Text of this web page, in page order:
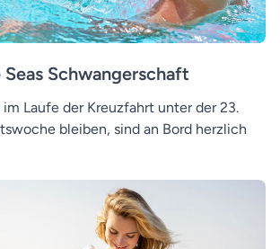
Schwangerschaft
Laufe der Kreuzfahrt unter der 23.
bleiben, sind an Bord herzlich